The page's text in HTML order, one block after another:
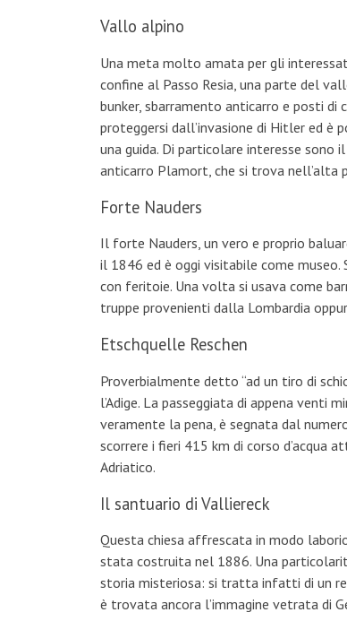
Vallo alpino
Una meta molto amata per gli
confine al Passo Resia, una parte del
bunker, sbarramento anticarro e posti
proteggersi dall’invasione di Hitler ed è
una guida. Di particolare interesse sono
anticarro Plamort, che si trova nell’alta
Forte Nauders
Il forte Nauders, un vero e proprio
il 1846 ed è oggi visitabile come museo.
con feritoie. Una volta si usava come
truppe provenienti dalla Lombardia
Etschquelle Reschen
Proverbialmente detto “ad un tiro di
l’Adige. La passeggiata di appena venti
veramente la pena, è segnata dal
scorrere i fieri 415 km di corso d’acqua
Adriatico.
Il santuario di Valliereck
Questa chiesa affrescata in modo
stata costruita nel 1886. Una
storia misteriosa: si tratta infatti di un
è trovata ancora l’immagine vetrata di